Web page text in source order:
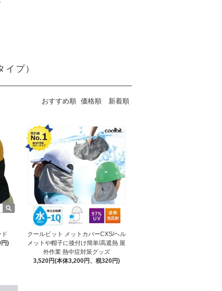
プ）
おすすめ順 価格順 新着順
)
クールビット メットカバーCXS/ヘル
メットや帽子に後付け簡単/高遮熱 屋
外作業 熱中症対策グッズ
3,520円(本体3,200円、税320円)